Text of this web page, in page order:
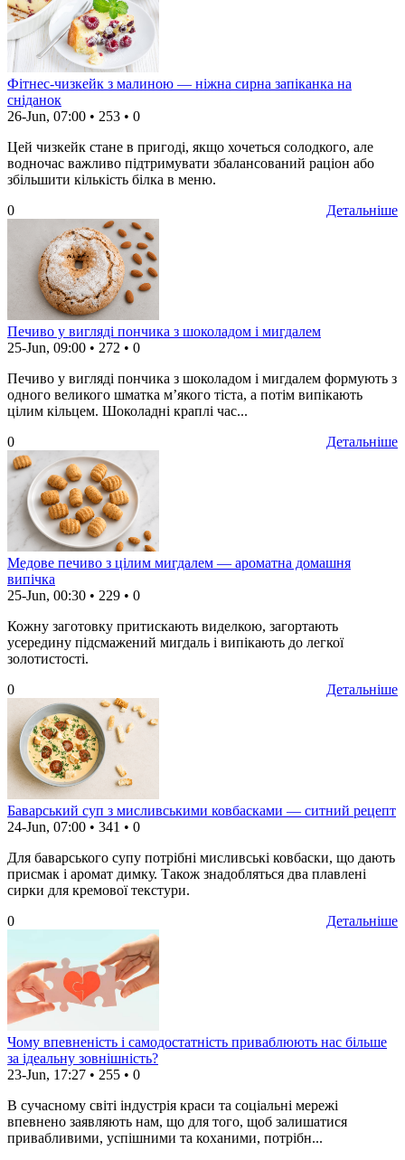
Фітнес-чизкейк з малиною — ніжна сирна запіканка на
сніданок
26-Jun, 07:00 • 253 • 0
Цей чизкейк стане в пригоді, якщо хочеться солодкого, але
водночас важливо підтримувати збалансований раціон або
збільшити кількість білка в меню.
Детальніше
0
Печиво у вигляді пончика з шоколадом і мигдалем
25-Jun, 09:00 • 272 • 0
Печиво у вигляді пончика з шоколадом і мигдалем формують з
одного великого шматка м’якого тіста, а потім випікають
цілим кільцем. Шоколадні краплі час...
Детальніше
0
Медове печиво з цілим мигдалем — ароматна домашня
випічка
25-Jun, 00:30 • 229 • 0
Кожну заготовку притискають виделкою, загортають
усередину підсмажений мигдаль і випікають до легкої
золотистості.
Детальніше
0
Баварський суп з мисливськими ковбасками — ситний рецепт
24-Jun, 07:00 • 341 • 0
Для баварського супу потрібні мисливські ковбаски, що дають
присмак і аромат димку. Також знадобляться два плавлені
сирки для кремової текстури.
Детальніше
0
Чому впевненість і самодостатність приваблюють нас більше
за ідеальну зовнішність?
23-Jun, 17:27 • 255 • 0
В сучасному світі індустрія краси та соціальні мережі
впевнено заявляють нам, що для того, щоб залишатися
привабливими, успішними та коханими, потрібн...